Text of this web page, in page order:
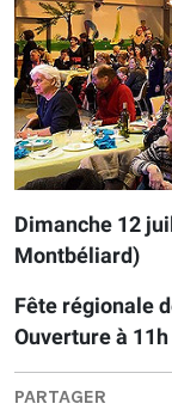
Dimanche 12
Montbéliard)
Fête régionale
Ouverture à 11h
PARTAGER